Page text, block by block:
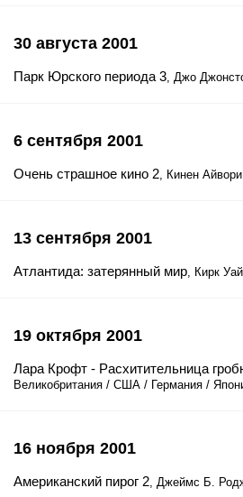
30 августа 2001
Парк Юрского периода 3, Джо
6 сентября 2001
Очень страшное кино 2, Кинен
13 сентября 2001
Атлантида: затерянный мир, Кирк
19 октября 2001
Лара Крофт - Расхитительница
Великобритания / США / Германия /
16 ноября 2001
Американский пирог 2, Джеймс Б.